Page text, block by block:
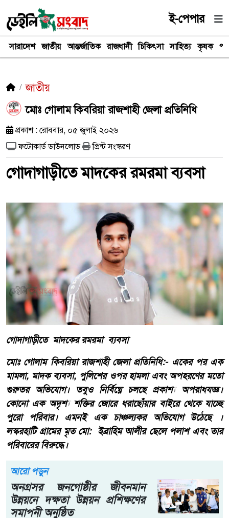
ই-পেপার
সারাদেশ জাতীয় আন্তর্জাতিক রাজধানী চিকিৎসা সাহিত্য কৃষক
জাতীয়
​মোঃ গোলাম কিবরিয়া রাজশাহী জেলা প্রতিনিধি
প্রকাশ : রোববার, ০৫ জুলাই ২০২৬
ফটোকার্ড ডাউনলোড
প্রিন্ট সংস্করণ
গোদাগাড়ীতে মাদকের রমরমা ব্যবসা
গোদাগাড়ীতে মাদকের রমরমা ব্যবসা
​মোঃ গোলাম কিবরিয়া রাজশাহী জেলা প্রতিনিধি​​​:- একের পর এক
মামলা, মাদক ব্যবসা, পুলিশের ওপর হামলা এবং অপহরণের মতো
গুরুতর অভিযোগ। তবুও নির্বিঘ্নে চলছে প্রকাশ্য অপরাধযজ্ঞ।
কোনো এক অদৃশ্য শক্তির জোরে ধরাছোঁয়ার বাইরে থেকে যাচ্ছে
পুরো পরিবার। এমনই এক চাঞ্চল্যকর অভিযোগ উঠেছে ।
লস্করহাটি গ্রামের মৃত মো: ইব্রাহিম আলীর ছেলে পলাশ এবং তার
পরিবারের বিরুদ্ধে।
আরো পড়ুন
অনগ্রসর জনগোষ্ঠীর জীবনমান
উন্নয়নে দক্ষতা উন্নয়ন প্রশিক্ষণের
সমাপনী অনুষ্ঠিত